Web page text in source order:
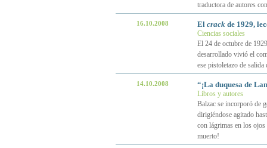
traductora de autores
16.10.2008 El crackde 1929,
Ciencias sociales
El 24 de octubre de
desarrollado vivió el
ese pistoletazo de
14.10.2008 “¡La duquesa de
Libros y autores
Balzac se incorporó de
dirigiéndose agitado
con lágrimas en los ojos
muerto!